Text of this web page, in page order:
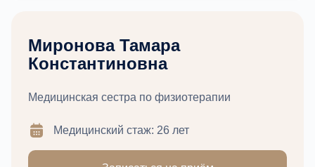
Миронова Тамара
Константиновна
Медицинская сестра по физиотерапии
Медицинский стаж: 26 лет